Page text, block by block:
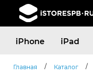
iPhone iPad
Главная / Каталог /